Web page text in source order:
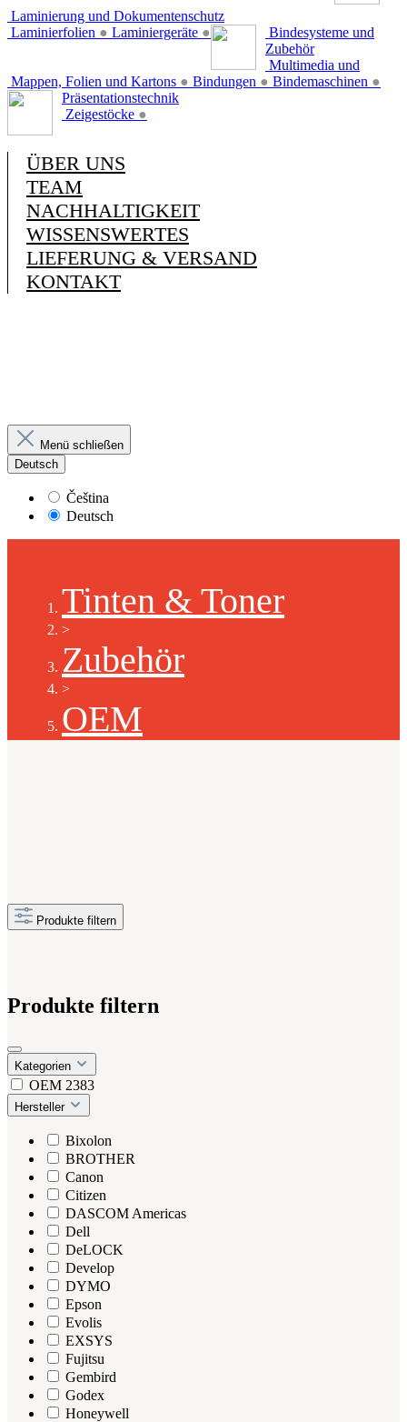
Laminierung und Dokumentenschutz
Laminierfolien ● Laminiergeräte ●
Bindesysteme und
Zubehör
Mappen, Folien und Kartons ● Bindungen ● Bindemaschinen ●
Multimedia und
Präsentationstechnik
Zeigestöcke ●
ÜBER UNS
TEAM
NACHHALTIGKEIT
WISSENSWERTES
LIEFERUNG & VERSAND
KONTAKT
Menü schließen
Deutsch
Čeština
Deutsch
Tinten & Toner
>
Zubehör
>
OEM
Produkte filtern
Produkte filtern
Kategorien
OEM 2383
Hersteller
Bixolon
BROTHER
Canon
Citizen
DASCOM Americas
Dell
DeLOCK
Develop
DYMO
Epson
Evolis
EXSYS
Fujitsu
Gembird
Godex
Honeywell